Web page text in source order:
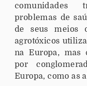
comunidades
problemas de
de seus meios
agrotóxicos
na Europa, mas
por
Europa, como as